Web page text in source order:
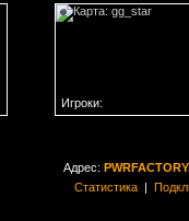
Игроки:
Адрес:
Статистика|